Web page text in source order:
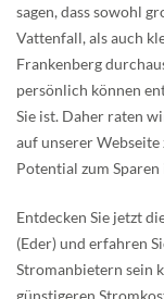
sagen, dass sowohl
Vattenfall, als auch
Frankenberg
persönlich können
Sie ist. Daher raten
auf unserer Webseite
Potential zum
Entdecken Sie jetzt
(Eder) und erfahren
Stromanbietern sein